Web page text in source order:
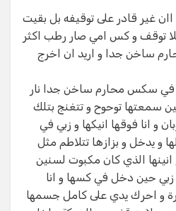
غير قادر على توقيفه بل بقيت
توقف و كس امي صار رطب اكثر
ساخن جدا و اريد ان اخرج
سكس محارم ساخن جدا نار
سمعتها توحوح و تتغنج بتلك
و انا فوقها انيكها و زبي في
و يدخل و بزازها تتلاطم مثل
الذي كان مكبوت لسنين
زبي حين دخل في كسها و انا
و احرك يدي على كامل جسمها